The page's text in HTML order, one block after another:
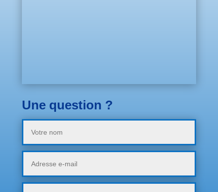
Une question ?